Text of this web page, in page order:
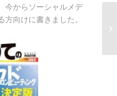
今からソーシャルメデ
方向けに書きました。